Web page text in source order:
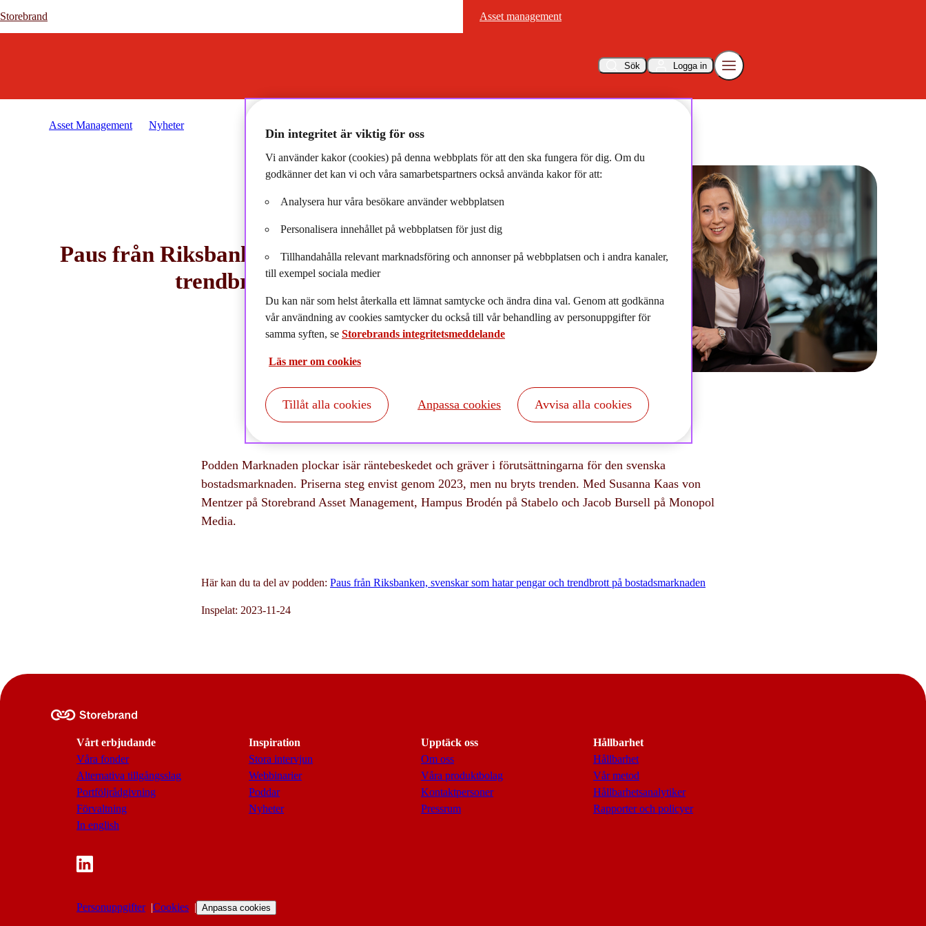
Storebrand Asset management
Sök Logga in
Storebrand Asset management
Asset Management Nyheter
Paus från Riksbanken, svenskar som hatar pengar och
trendbrott på bostadsmarknad
2023-11-27
Podden Marknaden plockar isär räntebeskedet och gräver i förutsättningarna för den svenska
bostadsmarknaden. Priserna steg envist genom 2023, men nu bryts trenden. Med Susanna Kaas von
Mentzer på Storebrand Asset Management, Hampus Brodén på Stabelo och Jacob Bursell på Monopol
Media.
Här kan du ta del av podden: Paus från Riksbanken, svenskar som hatar pengar och trendbrott på bostadsmarknaden
Inspelat: 2023-11-24
Vårt erbjudande
Våra fonder
Alternativa tillgångsslag
Portföljrådgivning
Förvaltning
In english
Inspiration
Stora intervjun
Webbinarier
Poddar
Nyheter
Upptäck oss
Om oss
Våra produktbolag
Kontaktpersoner
Pressrum
Hållbarhet
Hållbarhet
Vår metod
Hållbarhetsanalytiker
Rapporter och policyer
Personuppgifter Cookies Anpassa cookies
Din integritet är viktig för oss
Vi använder kakor (cookies) på denna webbplats för att den ska fungera för dig. Om du
godkänner det kan vi och våra samarbetspartners också använda kakor för att:
Analysera hur våra besökare använder webbplatsen
Personalisera innehållet på webbplatsen för just dig
Tillhandahålla relevant marknadsföring och annonser på webbplatsen och i andra kanaler,
till exempel sociala medier
Du kan när som helst återkalla ett lämnat samtycke och ändra dina val. Genom att godkänna
vår användning av cookies samtycker du också till vår behandling av personuppgifter för
samma syften, se Storebrands integritetsmeddelande
Läs mer om cookies
Anpassa cookies Avvisa alla cookies
Tillåt alla cookies